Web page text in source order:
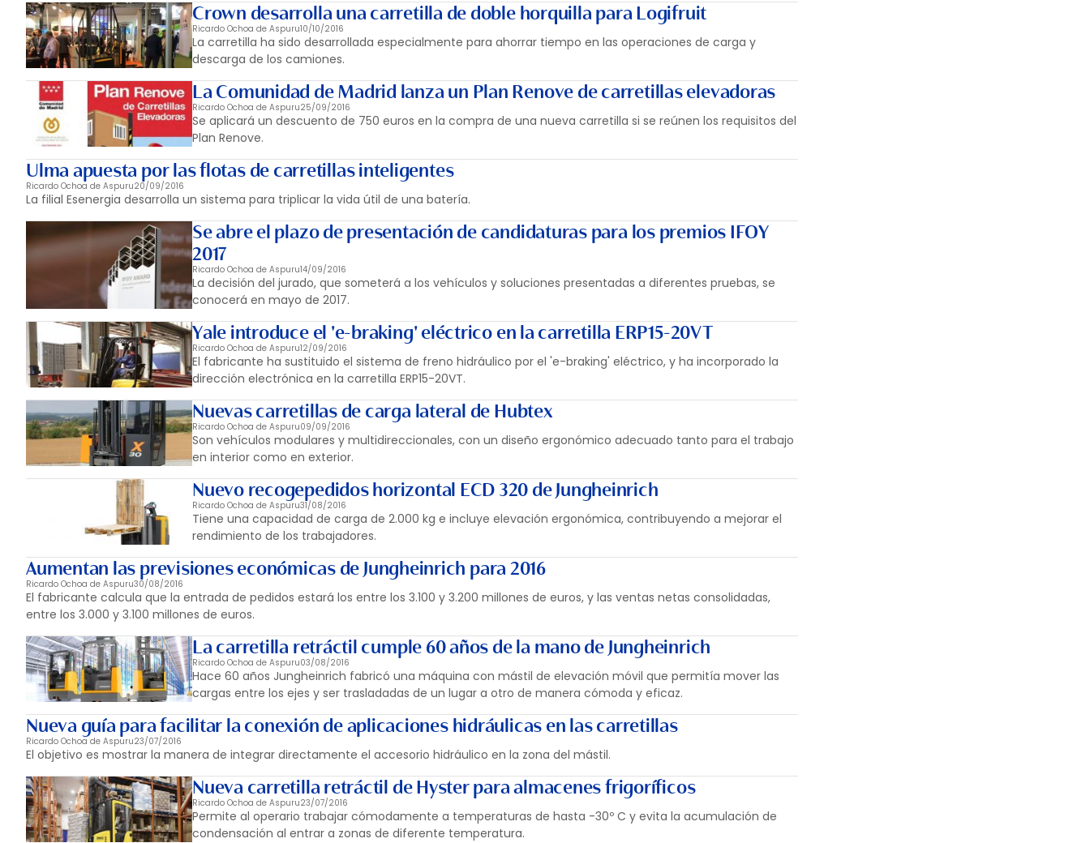
Crown desarrolla una carretilla de doble horquilla para Logifruit
Ricardo Ochoa de Aspuru10/10/2016
La carretilla ha sido desarrollada especialmente para ahorrar tiempo en las operaciones de carga y
descarga de los camiones.
La Comunidad de Madrid lanza un Plan Renove de carretillas elevadoras
Ricardo Ochoa de Aspuru25/09/2016
Se aplicará un descuento de 750 euros en la compra de una nueva carretilla si se reúnen los requisitos del
Plan Renove.
Ulma apuesta por las flotas de carretillas inteligentes
Ricardo Ochoa de Aspuru20/09/2016
La filial Esenergia desarrolla un sistema para triplicar la vida útil de una batería.
Se abre el plazo de presentación de candidaturas para los premios IFOY
2017
Ricardo Ochoa de Aspuru14/09/2016
La decisión del jurado, que someterá a los vehículos y soluciones presentadas a diferentes pruebas, se
conocerá en mayo de 2017.
Yale introduce el 'e-braking' eléctrico en la carretilla ERP15-20VT
Ricardo Ochoa de Aspuru12/09/2016
El fabricante ha sustituido el sistema de freno hidráulico por el 'e-braking' eléctrico, y ha incorporado la
dirección electrónica en la carretilla ERP15-20VT.
Nuevas carretillas de carga lateral de Hubtex
Ricardo Ochoa de Aspuru09/09/2016
Son vehículos modulares y multidireccionales, con un diseño ergonómico adecuado tanto para el trabajo
en interior como en exterior.
Nuevo recogepedidos horizontal ECD 320 de Jungheinrich
Ricardo Ochoa de Aspuru31/08/2016
Tiene una capacidad de carga de 2.000 kg e incluye elevación ergonómica, contribuyendo a mejorar el
rendimiento de los trabajadores.
Aumentan las previsiones económicas de Jungheinrich para 2016
Ricardo Ochoa de Aspuru30/08/2016
El fabricante calcula que la entrada de pedidos estará los entre los 3.100 y 3.200 millones de euros, y las ventas netas consolidadas,
entre los 3.000 y 3.100 millones de euros.
La carretilla retráctil cumple 60 años de la mano de Jungheinrich
Ricardo Ochoa de Aspuru03/08/2016
Hace 60 años Jungheinrich fabricó una máquina con mástil de elevación móvil que permitía mover las
cargas entre los ejes y ser trasladadas de un lugar a otro de manera cómoda y eficaz.
Nueva guía para facilitar la conexión de aplicaciones hidráulicas en las carretillas
Ricardo Ochoa de Aspuru23/07/2016
El objetivo es mostrar la manera de integrar directamente el accesorio hidráulico en la zona del mástil.
Nueva carretilla retráctil de Hyster para almacenes frigoríficos
Ricardo Ochoa de Aspuru23/07/2016
Permite al operario trabajar cómodamente a temperaturas de hasta -30º C y evita la acumulación de
condensación al entrar a zonas de diferente temperatura.